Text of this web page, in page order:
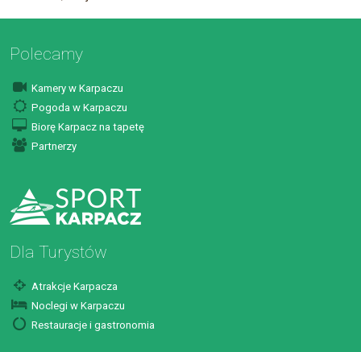
Polecamy
Kamery w Karpaczu
Pogoda w Karpaczu
Biorę Karpacz na tapetę
Partnerzy
Dla Turystów
Atrakcje Karpacza
Noclegi w Karpaczu
Restauracje i gastronomia